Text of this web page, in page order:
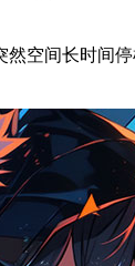
空间长时间